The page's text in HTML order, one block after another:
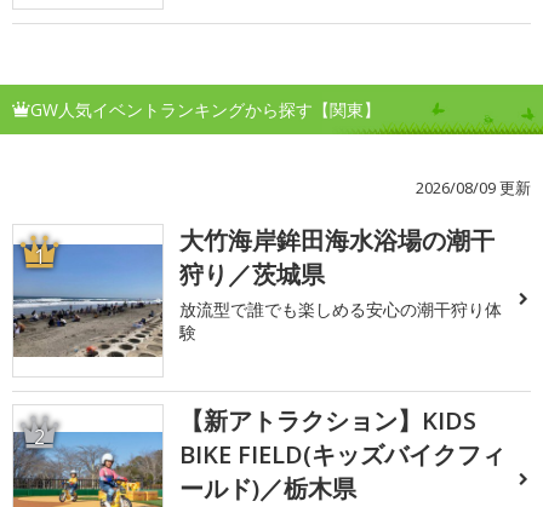
GW人気イベントランキングから探す【関東】
2026/08/09 更新
1
大竹海岸鉾田海水浴場の潮干
狩り／茨城県
放流型で誰でも楽しめる安心の潮干狩り体
験
2
【新アトラクション】KIDS
BIKE FIELD(キッズバイクフィ
ールド)／栃木県